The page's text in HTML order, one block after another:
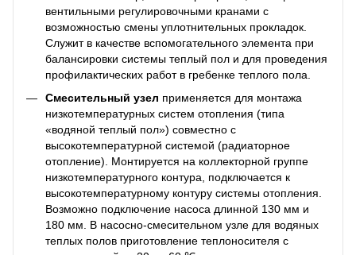
вентильными регулировочными кранами с
возможностью смены уплотнительных прокладок.
Служит в качестве вспомогательного элемента при
балансировки системы теплый пол и для проведения
профилактических работ в гребенке теплого пола.
Смесительный узел применяется для монтажа
низкотемпературных систем отопления (типа
«водяной теплый пол») совместно с
высокотемпературной системой (радиаторное
отопление). Монтируется на коллекторной группе
низкотемпературного контура, подключается к
высокотемпературному контуру системы отопления.
Возможно подключение насоса длинной 130 мм и
180 мм. В насосно-смесительном узле для водяных
теплых полов приготовление теплоносителя с